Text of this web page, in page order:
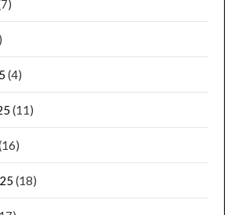
(4)
(11)
(18)